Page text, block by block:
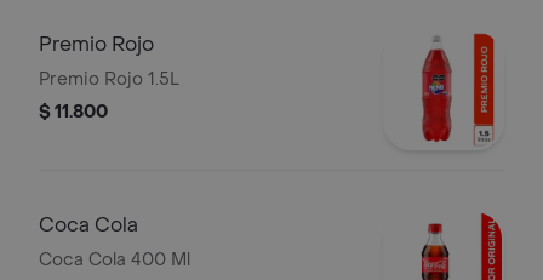
Premio Rojo
Premio Rojo 1.5L
$ 11.800
Coca Cola
Coca Cola 400 Ml